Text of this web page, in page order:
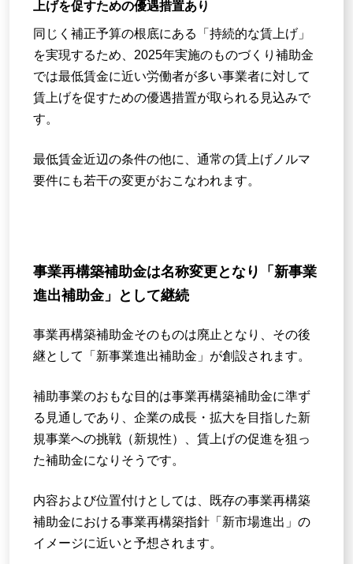
上げを促すための優遇措置あり
同じく補正予算の根底にある「持続的な賃上げ」
を実現するため、2025年実施のものづくり補助金
では最低賃金に近い労働者が多い事業者に対して
賃上げを促すための優遇措置が取られる見込みで
す。
最低賃金近辺の条件の他に、通常の賃上げノルマ
要件にも若干の変更がおこなわれます。
事業再構築補助金は名称変更となり「新事業
進出補助金」として継続
事業再構築補助金そのものは廃止となり、その後
継として「新事業進出補助金」が創設されます。
補助事業のおもな目的は事業再構築補助金に準ず
る見通しであり、企業の成長・拡大を目指した新
規事業への挑戦（新規性）、賃上げの促進を狙っ
た補助金になりそうです。
内容および位置付けとしては、既存の事業再構築
補助金における事業再構築指針「新市場進出」の
イメージに近いと予想されます。